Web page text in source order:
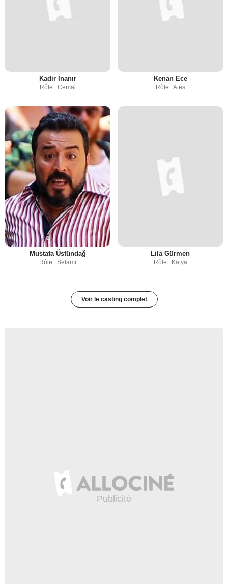
Kadir İnanır
Rôle : Cemal
Kenan Ece
Rôle : Ates
Mustafa Üstündağ
Rôle : Selami
Lila Gürmen
Rôle : Katya
Voir le casting complet